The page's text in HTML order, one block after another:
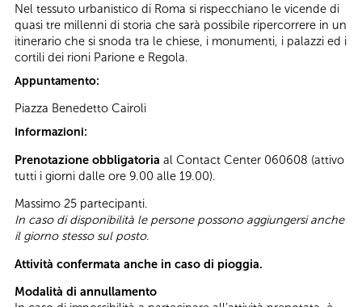
Nel tessuto urbanistico di Roma si rispecchiano le vicende di
quasi tre millenni di storia che sarà possibile ripercorrere in un
itinerario che si snoda tra le chiese, i monumenti, i palazzi ed i
cortili dei rioni Parione e Regola.
Appuntamento:
Piazza Benedetto Cairoli
Informazioni:
Prenotazione obbligatoria al Contact Center 060608 (attivo
tutti i giorni dalle ore 9.00 alle 19.00).
Massimo 25 partecipanti.
In caso di disponibilità le persone possono aggiungersi anche
il giorno stesso sul posto.
Attività confermata anche in caso di pioggia.
Modalità di annullamento